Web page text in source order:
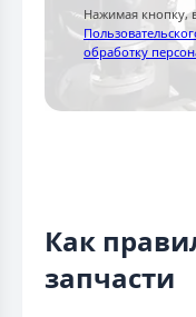
Нажимая кнопку,
обработку
Как
запчасти